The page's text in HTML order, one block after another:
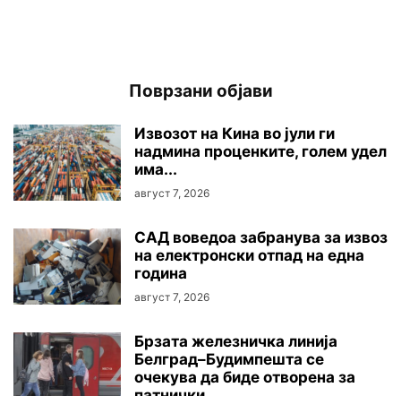
Поврзани објави
Извозот на Кина во јули ги
надмина проценките, голем удел
има...
август 7, 2026
САД воведоа забранува за извоз
на електронски отпад на една
година
август 7, 2026
Брзата железничка линија
Белград–Будимпешта се
очекува да биде отворена за